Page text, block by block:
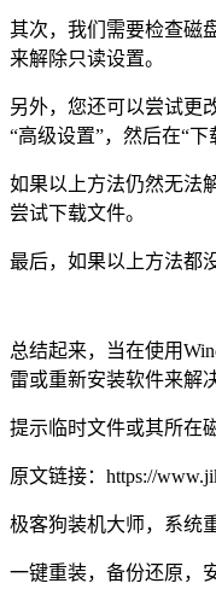
其次，我们需要检查磁
来解除只读设置。
另外，您还可以尝试更
“高级设置”，然后在“
如果以上方法仍然无法
尝试下载文件。
最后，如果以上方法都
总结起来，当在使用
雷或重新安装软件来解
提示临时文件或其所在
原文链接：https://
极客狗装机大师，系统
一键重装，备份还原，